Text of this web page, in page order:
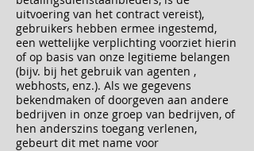
uitvoering van het contract vereist),
gebruikers hebben ermee ingestemd,
een wettelijke verplichting voorziet hierin
of op basis van onze legitieme belangen
(bijv. bij het gebruik van agenten ,
webhosts, enz.). Als we gegevens
bekendmaken of doorgeven aan andere
bedrijven in onze groep van bedrijven, of
hen anderszins toegang verlenen,
gebeurt dit met name voor